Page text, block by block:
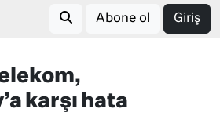
Abone ol Giriş
karşı hata